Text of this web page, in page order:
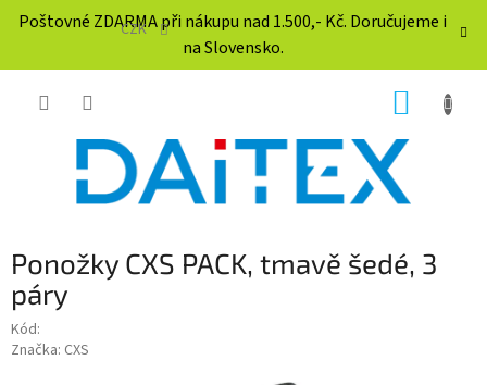
Poštovné ZDARMA při nákupu nad 1.500,- Kč. Doručujeme i
na Slovensko.
CZK
Ponožky CXS PACK, tmavě šedé, 3
páry
Kód:
Značka: CXS